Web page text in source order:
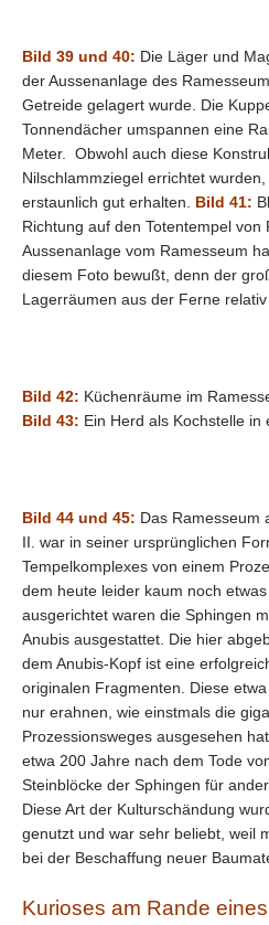
Bild 39 und 40: Die Läger und
der Aussenanlage des
Getreide gelagert wurde. Die
Tonnendächer umspannen eine
Meter. Obwohl auch diese
Nilschlammziegel errichtet
erstaunlich gut erhalten. Bild 41:
Richtung auf den Totentempel
Aussenanlage vom Ramesseum
diesem Foto bewußt, denn der
Lagerräumen aus der Ferne relativ
Bild 42: Küchenräume im
Bild 43: Ein Herd als Kochstelle in
Bild 44 und 45: Das Ramesseum
II. war in seiner ursprünglichen
Tempelkomplexes von einem
dem heute leider kaum noch
ausgerichtet waren die Sphingen
Anubis ausgestattet. Die hier
dem Anubis-Kopf ist eine
originalen Fragmenten. Diese
nur erahnen, wie einstmals die
Prozessionsweges ausgesehen
etwa 200 Jahre nach dem Tode
Steinblöcke der Sphingen für
Diese Art der Kulturschändung
genutzt und war sehr beliebt, weil
bei der Beschaffung neuer
Kurioses am Rande